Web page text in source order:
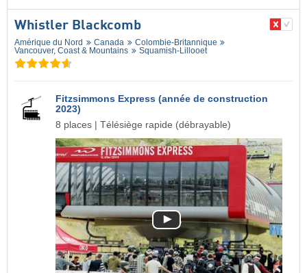
Whistler Blackcomb
Amérique du Nord Canada
Colombie-Britannique
Vancouver, Coast & Mountains
Squamish-Lillooet
Fitzsimmons Express (année de construction
2023)
8 places | Télésiège rapide (débrayable)